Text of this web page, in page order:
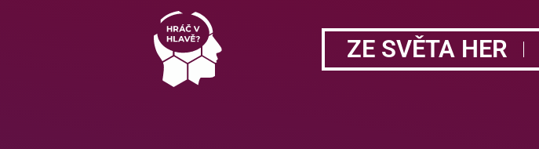
ZE SVĚTA HER